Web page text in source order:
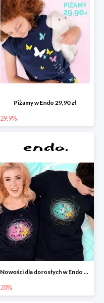
Piżamy w Endo 29,90 zł
29.9%
Nowości dla dorosłych w Endo -20%
20%